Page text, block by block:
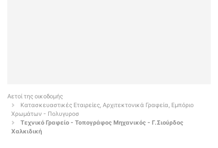
Αετοί της οικοδομής
Κατασκευαστικές Εταιρείες, Αρχιτεκτονικά Γραφεία, Εμπόριο
Χρωμάτων - Πολυγυροσ
Τεχνικό Γραφείο - Τοπογράφος Μηχανικός - Γ.Σιούρδος
Χαλκιδική